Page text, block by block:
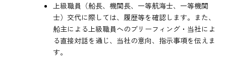
上級職員（船長、機関長、一等航海士、一等機関
士）交代に際しては、履歴等を確認します。また、
船主による上級職員へのブリーフィング・当社によ
る直接対話を通じ、当社の意向、指示事項を伝えま
す。